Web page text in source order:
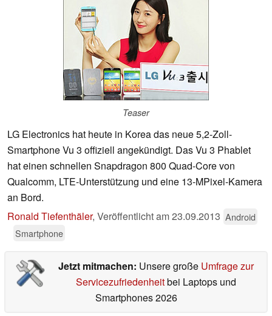
Teaser
LG Electronics hat heute in Korea das neue 5,2-Zoll-
Smartphone Vu 3 offiziell angekündigt. Das Vu 3 Phablet
hat einen schnellen Snapdragon 800 Quad-Core von
Qualcomm, LTE-Unterstützung und eine 13-MPixel-Kamera
an Bord.
Ronald Tiefenthäler, Veröffentlicht am23.09.2013 Android
Smartphone
Jetzt mitmachen: Unsere große Umfrage zur
Servicezufriedenheitbei Laptops und
Smartphones 2026